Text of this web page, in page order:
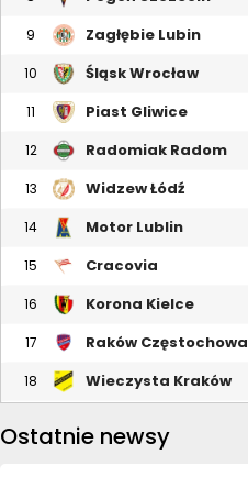
9 Zagłębie Lubin
10 Śląsk Wrocław
11 Piast Gliwice
12 Radomiak Radom
13 Widzew Łódź
14 Motor Lublin
15 Cracovia
16 Korona Kielce
17 Raków Częstochowa
18 Wieczysta Kraków
Ostatnie newsy